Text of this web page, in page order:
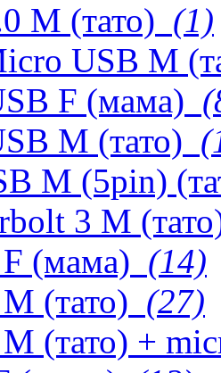
M (тато) (1)
USB M
F (мама)
M (тато)
M (5pin)
3 M
(мама) (14)
(тато) (27)
(тато) +